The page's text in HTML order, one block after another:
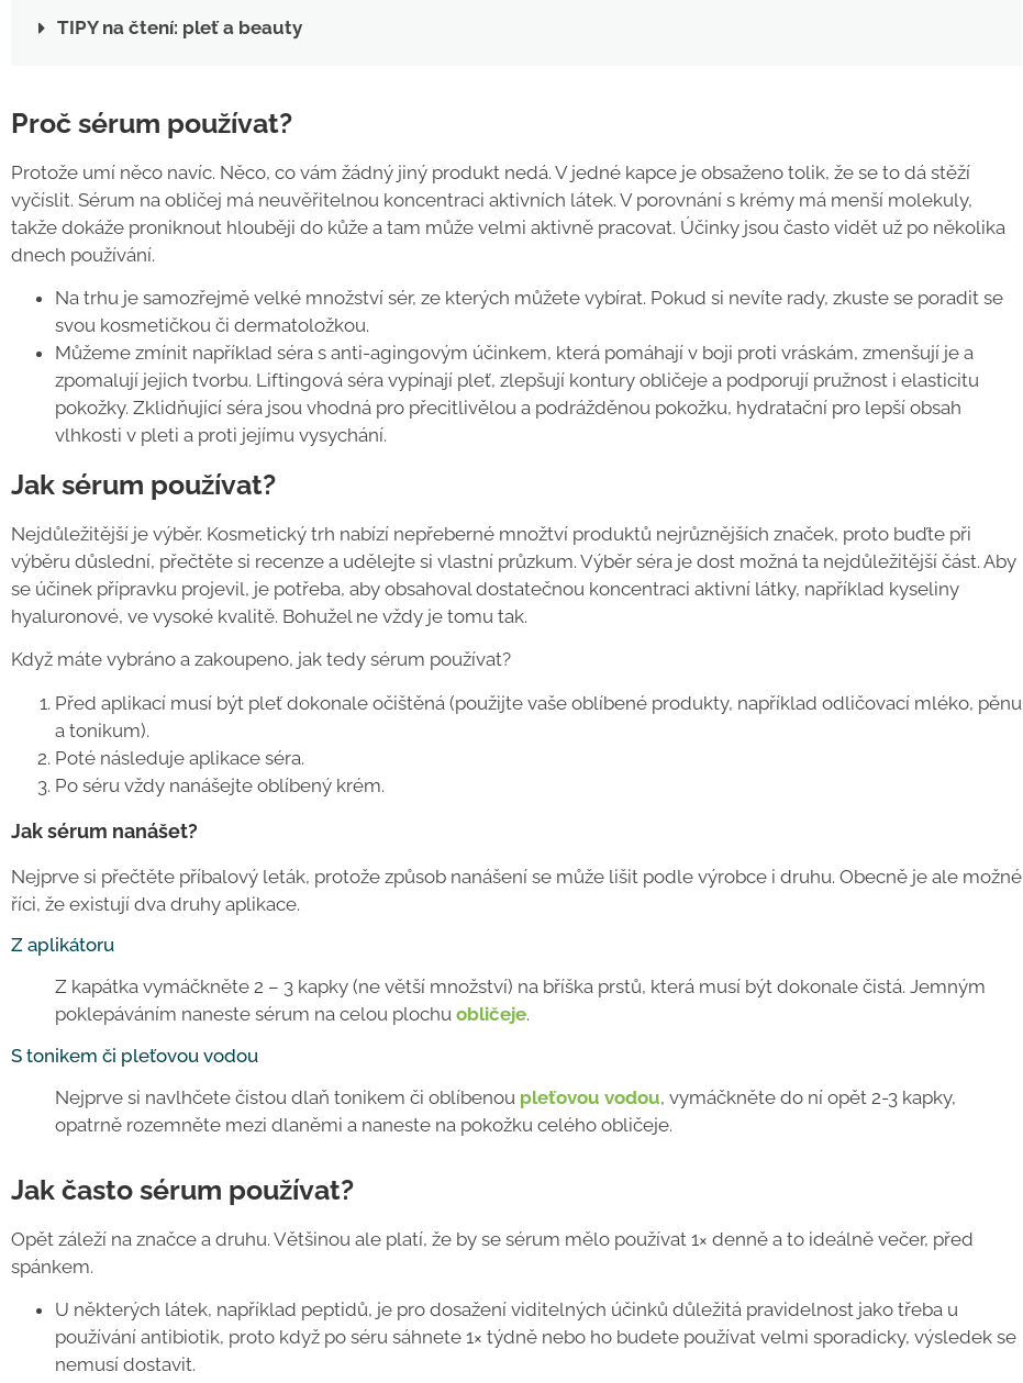
TIPY na čtení: pleť a beauty
Proč sérum používat?
Protože umí něco navíc. Něco, co vám žádný jiný produkt nedá. V jedné kapce je obsaženo tolik, že se to dá stěží
vyčíslit. Sérum na obličej má neuvěřitelnou koncentraci aktivních látek. V porovnání s krémy má menší molekuly,
takže dokáže proniknout hlouběji do kůže a tam může velmi aktivně pracovat. Účinky jsou často vidět už po několika
dnech používání.
Na trhu je samozřejmě velké množství sér, ze kterých můžete vybírat. Pokud si nevíte rady, zkuste se poradit se
svou kosmetičkou či dermatoložkou.
Můžeme zmínit například séra s anti-agingovým účinkem, která pomáhají v boji proti vráskám, zmenšují je a
zpomalují jejich tvorbu. Liftingová séra vypínají pleť, zlepšují kontury obličeje a podporují pružnost i elasticitu
pokožky. Zklidňující séra jsou vhodná pro přecitlivělou a podrážděnou pokožku, hydratační pro lepší obsah
vlhkosti v pleti a proti jejímu vysychání.
Jak sérum používat?
Nejdůležitější je výběr. Kosmetický trh nabízí nepřeberné množtví produktů nejrůznějších značek, proto buďte při
výběru důslední, přečtěte si recenze a udělejte si vlastní průzkum. Výběr séra je dost možná ta nejdůležitější část. Aby
se účinek přípravku projevil, je potřeba, aby obsahoval dostatečnou koncentraci aktivní látky, například kyseliny
hyaluronové, ve vysoké kvalitě. Bohužel ne vždy je tomu tak.
Když máte vybráno a zakoupeno, jak tedy sérum používat?
Před aplikací musí být pleť dokonale očištěná (použijte vaše oblíbené produkty, například odličovací mléko, pěnu
a tonikum).
Poté následuje aplikace séra.
Po séru vždy nanášejte oblíbený krém.
Jak sérum nanášet?
Nejprve si přečtěte příbalový leták, protože způsob nanášení se může lišit podle výrobce i druhu. Obecně je ale možné
říci, že existují dva druhy aplikace.
Z aplikátoru
Z kapátka vymáčkněte 2 – 3 kapky (ne větší množství) na bříška prstů, která musí být dokonale čistá. Jemným
poklepáváním naneste sérum na celou plochu obličeje.
S tonikem či pleťovou vodou
Nejprve si navlhčete čistou dlaň tonikem či oblíbenou pleťovou vodou, vymáčkněte do ní opět 2-3 kapky,
opatrně rozemněte mezi dlaněmi a naneste na pokožku celého obličeje.
Jak často sérum používat?
Opět záleží na značce a druhu. Většinou ale platí, že by se sérum mělo používat 1× denně a to ideálně večer, před
spánkem.
U některých látek, například peptidů, je pro dosažení viditelných účinků důležitá pravidelnost jako třeba u
používání antibiotik, proto když po séru sáhnete 1× týdně nebo ho budete používat velmi sporadicky, výsledek se
nemusí dostavit.